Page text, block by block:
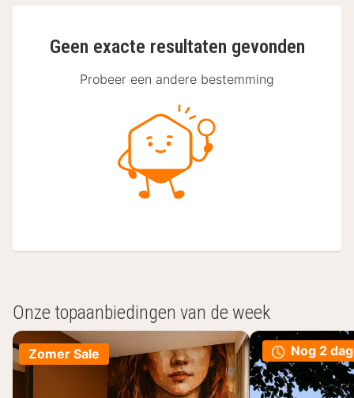
Geen exacte resultaten gevonden
Probeer een andere bestemming
Onze topaanbiedingen van de week
Zomer Sale Nog 2